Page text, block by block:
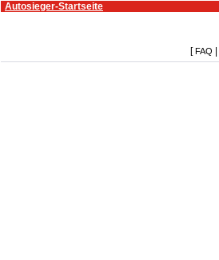
Autosieger-Startseite
[ FAQ